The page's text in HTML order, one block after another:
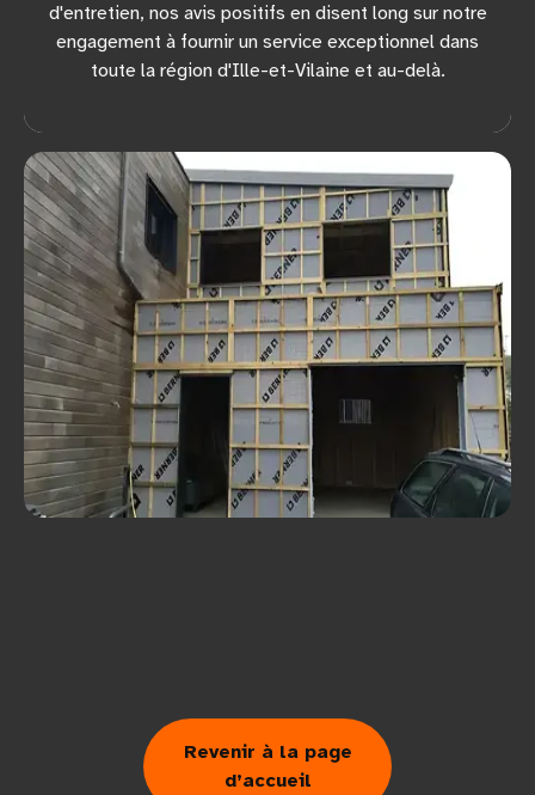
d'entretien, nos avis positifs en disent long sur notre
engagement à fournir un service exceptionnel dans
toute la région d'Ille-et-Vilaine et au-delà.
Revenir à la page
d’accueil